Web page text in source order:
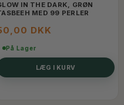
IN THE DARK, GRØN
MED 99 PERLER
DKK
På Lager
LÆG I KURV